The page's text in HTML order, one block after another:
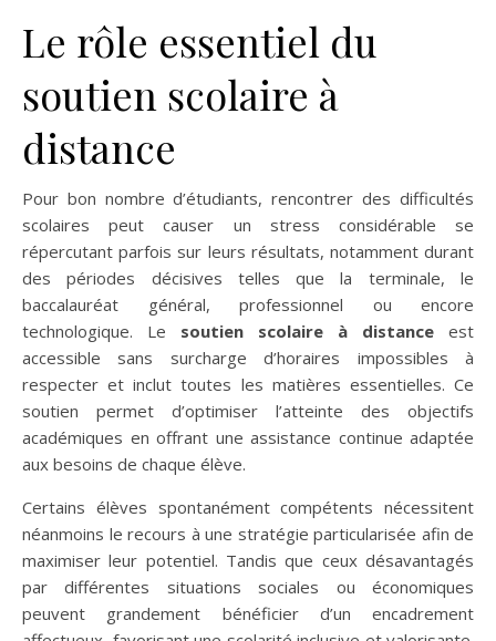
Le rôle essentiel du
soutien scolaire à
distance
Pour bon nombre d’étudiants, rencontrer des difficultés
scolaires peut causer un stress considérable se
répercutant parfois sur leurs résultats, notamment durant
des périodes décisives telles que la terminale, le
baccalauréat général, professionnel ou encore
technologique. Le soutien scolaire à distance est
accessible sans surcharge d’horaires impossibles à
respecter et inclut toutes les matières essentielles. Ce
soutien permet d’optimiser l’atteinte des objectifs
académiques en offrant une assistance continue adaptée
aux besoins de chaque élève.
Certains élèves spontanément compétents nécessitent
néanmoins le recours à une stratégie particularisée afin de
maximiser leur potentiel. Tandis que ceux désavantagés
par différentes situations sociales ou économiques
peuvent grandement bénéficier d’un encadrement